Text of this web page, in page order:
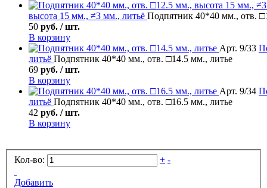
высота 15 мм., ≠3 мм., литьё Подпятник 40*40 мм., отв.
50 руб. / шт.
В корзину
Арт. 9/33
литьё Подпятник 40*40 мм., отв. □14.5 мм., литье
69 руб. / шт.
В корзину
Арт. 9/34
литьё Подпятник 40*40 мм., отв. □16.5 мм., литье
42 руб. / шт.
В корзину
Кол-во: + -
Добавить